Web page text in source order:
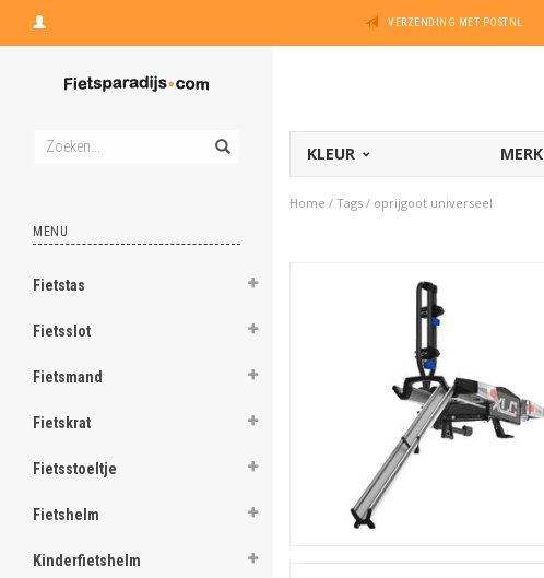
VERZENDING MET POSTNL
MENU
Fietstas
Fietsslot
Fietsmand
Fietskrat
Fietsstoeltje
Fietshelm
Kinderfietshelm
KLEUR MERK
Home / Tags / oprijgoot universeel